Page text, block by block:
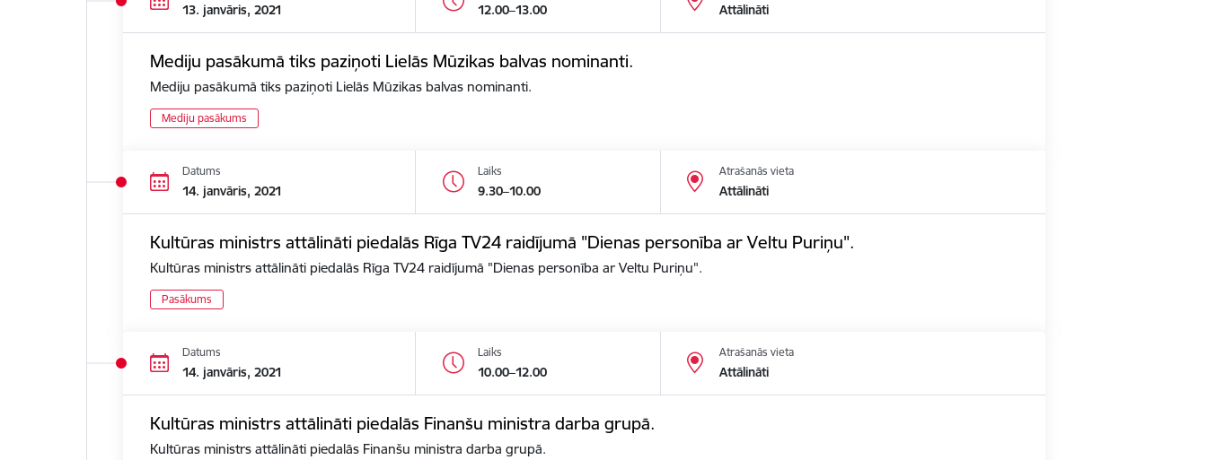
13. janvāris, 2021 12.00–13.00 Attālināti
Mediju pasākumā tiks paziņoti Lielās Mūzikas balvas nominanti.
Mediju pasākumā tiks paziņoti Lielās Mūzikas balvas nominanti.
Mediju pasākums
Datums
14. janvāris, 2021
Laiks
9.30–10.00
Atrašanās vieta
Attālināti
Kultūras ministrs attālināti piedalās Rīga TV24 raidījumā "Dienas personība ar Veltu Puriņu".
Kultūras ministrs attālināti piedalās Rīga TV24 raidījumā "Dienas personība ar Veltu Puriņu".
Pasākums
Datums
14. janvāris, 2021
Laiks
10.00–12.00
Atrašanās vieta
Attālināti
Kultūras ministrs attālināti piedalās Finanšu ministra darba grupā.
Kultūras ministrs attālināti piedalās Finanšu ministra darba grupā.